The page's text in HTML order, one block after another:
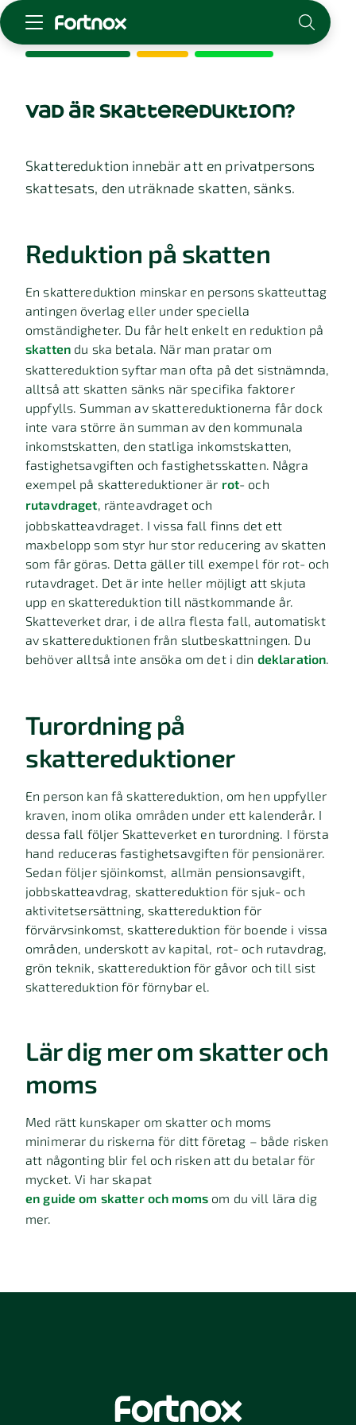
Skaffa Fortnox
För redovisningsbyrån
Logga in
Karriär
vad är skattereduktion?
Skattereduktion innebär att en privatpersons
skattesats, den uträknade skatten, sänks.
Reduktion på skatten
En skattereduktion minskar en persons skatteuttag
antingen överlag eller under speciella
omständigheter. Du får helt enkelt en reduktion på
skatten du ska betala. När man pratar om
skattereduktion syftar man ofta på det sistnämnda,
alltså att skatten sänks när specifika faktorer
uppfylls. Summan av skattereduktionerna får dock
inte vara större än summan av den kommunala
inkomstskatten, den statliga inkomstskatten,
fastighetsavgiften och fastighetsskatten. Några
exempel på skattereduktioner är rot- och
rutavdraget, ränteavdraget och
jobbskatteavdraget. I vissa fall finns det ett
maxbelopp som styr hur stor reducering av skatten
som får göras. Detta gäller till exempel för rot- och
rutavdraget. Det är inte heller möjligt att skjuta
upp en skattereduktion till nästkommande år.
Skatteverket drar, i de allra flesta fall, automatiskt
av skattereduktionen från slutbeskattningen. Du
behöver alltså inte ansöka om det i din deklaration.
Turordning på
skattereduktioner
En person kan få skattereduktion, om hen uppfyller
kraven, inom olika områden under ett kalenderår. I
dessa fall följer Skatteverket en turordning. I första
hand reduceras fastighetsavgiften för pensionärer.
Sedan följer sjöinkomst, allmän pensionsavgift,
jobbskatteavdrag, skattereduktion för sjuk- och
aktivitetsersättning, skattereduktion för
förvärvsinkomst, skattereduktion för boende i vissa
områden, underskott av kapital, rot- och rutavdrag,
grön teknik, skattereduktion för gåvor och till sist
skattereduktion för förnybar el.
Lär dig mer om skatter och
moms
Med rätt kunskaper om skatter och moms
minimerar du riskerna för ditt företag – både risken
att någonting blir fel och risken att du betalar för
mycket. Vi har skapat
en guide om skatter och moms om du vill lära dig
mer.